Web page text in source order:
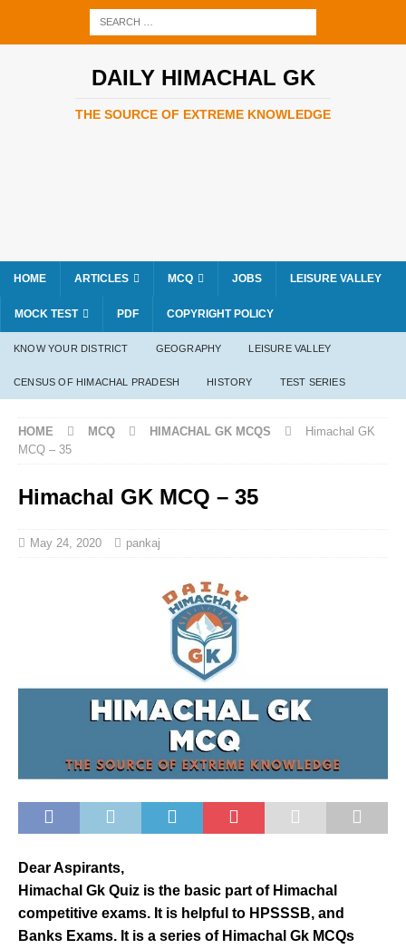
DAILY HIMACHAL GK
THE SOURCE OF EXTREME KNOWLEDGE
HOME ARTICLES MCQ JOBS LEISURE VALLEY
MOCK TEST PDF COPYRIGHT POLICY
KNOW YOUR DISTRICT GEOGRAPHY LEISURE VALLEY
CENSUS OF HIMACHAL PRADESH HISTORY TEST SERIES
HOME MCQ HIMACHAL GK MCQS
Himachal GK
MCQ – 35
Himachal GK MCQ – 35
May 24, 2020 pankaj
Dear Aspirants,
Himachal Gk Quiz is the basic part of Himachal
competitive exams. It is helpful to HPSSSB, and
Banks Exams. It is a series of Himachal Gk MCQs